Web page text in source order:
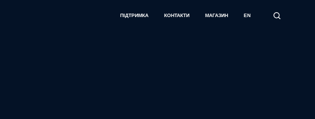
ПІДТРИМКА КОНТАКТИ МАГАЗИН EN